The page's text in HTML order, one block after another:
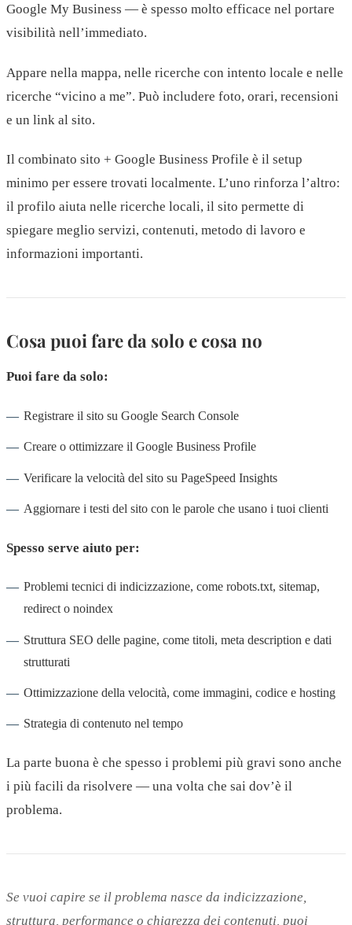
Google My Business — è spesso molto efficace nel portare
visibilità nell’immediato.
Appare nella mappa, nelle ricerche con intento locale e nelle
ricerche “vicino a me”. Può includere foto, orari, recensioni
e un link al sito.
Il combinato sito + Google Business Profile è il setup
minimo per essere trovati localmente. L’uno rinforza l’altro:
il profilo aiuta nelle ricerche locali, il sito permette di
spiegare meglio servizi, contenuti, metodo di lavoro e
informazioni importanti.
Cosa puoi fare da solo e cosa no
Puoi fare da solo:
Registrare il sito su Google Search Console
Creare o ottimizzare il Google Business Profile
Verificare la velocità del sito su PageSpeed Insights
Aggiornare i testi del sito con le parole che usano i tuoi clienti
Spesso serve aiuto per:
Problemi tecnici di indicizzazione, come robots.txt, sitemap,
redirect o noindex
Struttura SEO delle pagine, come titoli, meta description e dati
strutturati
Ottimizzazione della velocità, come immagini, codice e hosting
Strategia di contenuto nel tempo
La parte buona è che spesso i problemi più gravi sono anche
i più facili da risolvere — una volta che sai dov’è il
problema.
Se vuoi capire se il problema nasce da indicizzazione,
struttura, performance o chiarezza dei contenuti, puoi